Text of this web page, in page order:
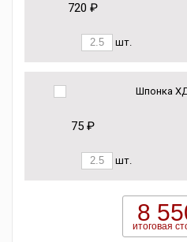
720 ₽
шт.
Шпонка
75 ₽
шт.
8
итоговая